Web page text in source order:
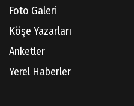
Foto Galeri
Köşe Yazarları
Anketler
Yerel Haberler